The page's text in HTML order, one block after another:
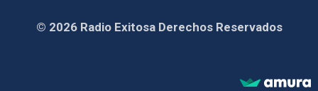
© 2026 Radio Exitosa Derechos Reservados